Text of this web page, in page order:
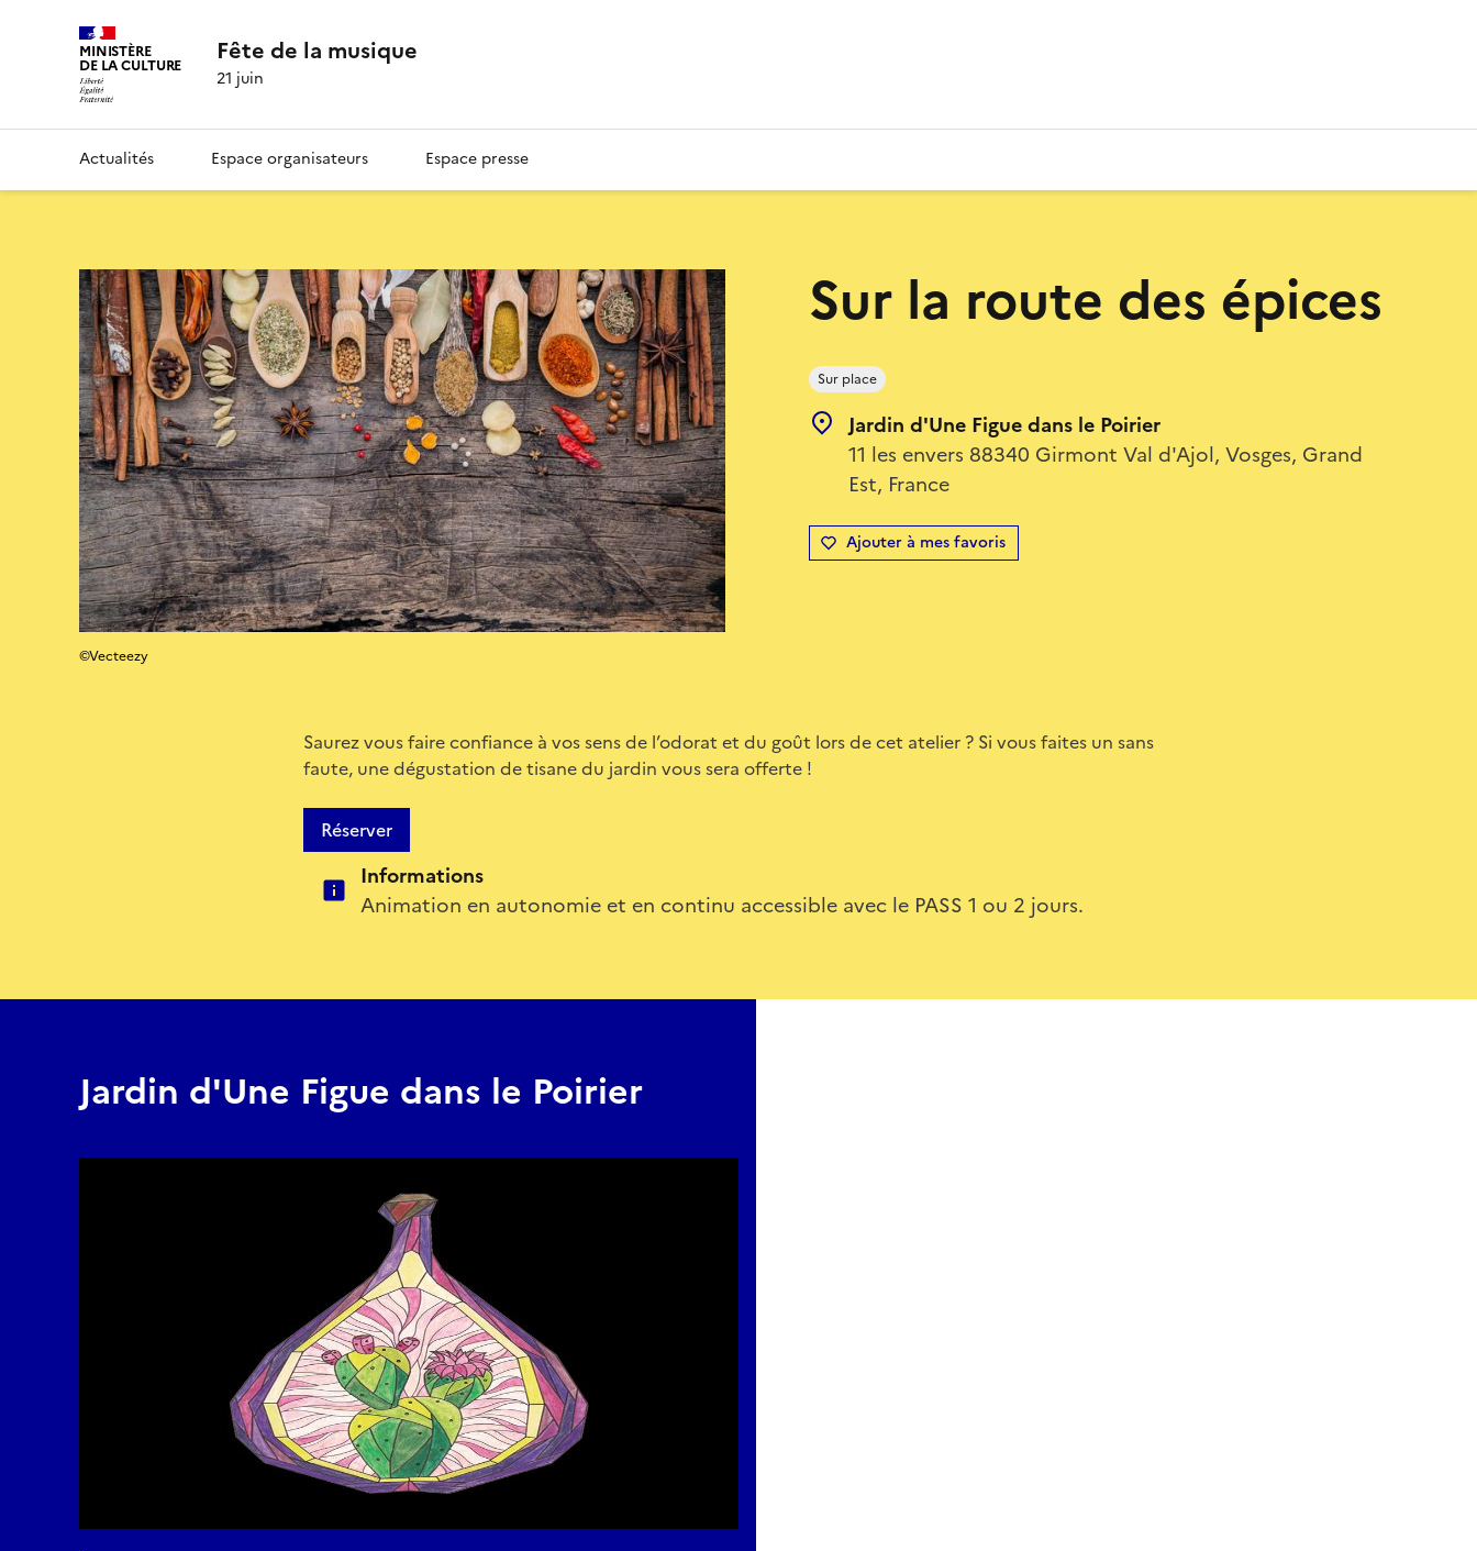
MINISTÈRE
DE LA CULTURE Fête de la musique
21 juin
Actualités Espace organisateurs Espace presse
Sur la route des épices
Sur place
Jardin d'Une Figue dans le Poirier
11 les envers 88340 Girmont Val d'Ajol, Vosges, Grand
Est, France
Ajouter à mes favoris
©Vecteezy
Saurez vous faire confiance à vos sens de l’odorat et du goût lors de cet atelier ? Si vous faites un sans
faute, une dégustation de tisane du jardin vous sera offerte !
Réserver
Informations
Animation en autonomie et en continu accessible avec le PASS 1 ou 2 jours.
Jardin d'Une Figue dans le Poirier